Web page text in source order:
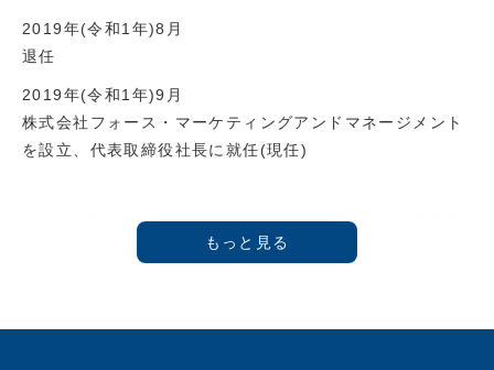
2019年(令和1年)8月
退任
2019年(令和1年)9月
株式会社フォース・マーケティングアンドマネージメント
を設立、代表取締役社長に就任(現任)
1950年(昭和25年)大阪生まれ。1973年(昭和48年)慶應義
塾大学商学部卒業後、ライオン油脂(株)(現 ライオン(株))
クル事業推進室 室長に就任。創業時４人でスタートしたア